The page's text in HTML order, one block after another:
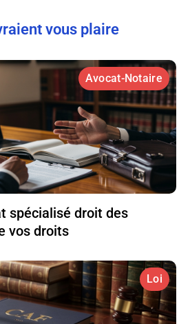
vous plaire
Avocat-Notaire
spécialisé droit des
vos droits
Loi